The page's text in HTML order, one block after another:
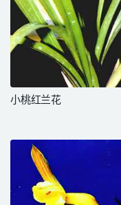
小桃红兰花